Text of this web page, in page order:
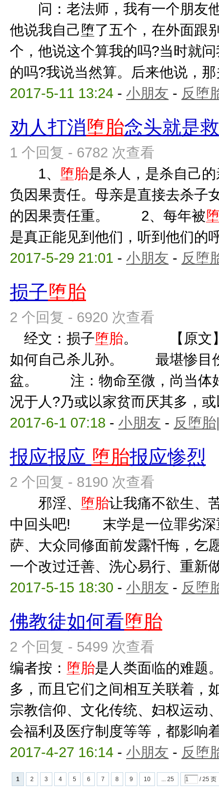
问：老法师，我有一个朋友
他说我自己堕了五个，在外面跟
个，他说这个算我的吗?当时就
的吗?我说当然算。后来他说，
2017-5-11 13:24 - 小朋友 - 反堕
劝人打消堕胎念头就是
1 个回复 - 6782 次查看
1、 堕胎是杀人，是杀自己
负因果责任。母亲是直接去杀子
的因果责任重。 2、每年被
是真正能见到他们，听到他们的
2017-5-29 21:01 - 小朋友 - 反堕
损子堕胎
2 个回复 - 6920 次查看
经文：损子堕胎。 【原文
如何自己杀儿孙。 最堪惨目
盆。 注：物命至微，尚当体
况于人?乃或以家贫而厌其多，
2017-6-1 07:18 - 小朋友 - 反堕
报应报应 堕胎报应惨烈
2 个回复 - 8190 次查看
邪淫、 堕胎让我痛不欲生、
中回头吧! 末学是一位罪劣深
萨、大众同修面前发露忏悔，乞
一个改过迁善、洗心易行、重新
2017-5-15 18:30 - 小朋友 - 反堕
佛教徒如何看堕胎
2 个回复 - 5499 次查看
编者按： 堕胎是人类面临的难题
多，而且它们之间相互关联着，
宗教信仰、文化传统、妇权运动
会福利及医疗制度等等，都影响
2017-4-27 16:14 - 小朋友 - 反堕
1 2 3 4 5 6 7 8 9 10 ... 25 / 25 页